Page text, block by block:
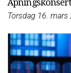
Torsdag 16. mars